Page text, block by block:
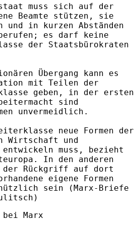
muss sich auf der
Beamte stützen, sie
in kurzen Abständen
es darf keine
der Staatsbürokraten
Übergang kann es
mit Teilen der
geben, in der ersten
sind
unvermeidlich.
neue Formen der
Wirtschaft und
muss, bezieht
In den anderen
der Rückgriff auf dort
eigene Formen
sein (Marx-Briefe
Marx